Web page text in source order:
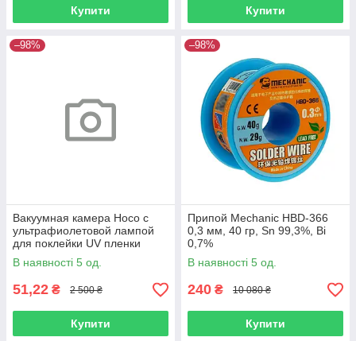
Купити Купити
–98%
Вакуумная камера Hoco с
ультрафиолетовой лампой
для поклейки UV пленки
white
В наявності 5 од.
51,22 ₴ 2 500 ₴
Купити
–98%
Припой Mechanic HBD-366
0,3 мм, 40 гр, Sn 99,3%, Bi
0,7%
В наявності 5 од.
240 ₴ 10 080 ₴
Купити